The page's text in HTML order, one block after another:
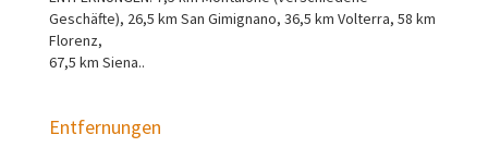
Geschäfte), 26,5 km San Gimignano, 36,5 km Volterra, 58 km
Florenz,
67,5 km Siena..
Entfernungen